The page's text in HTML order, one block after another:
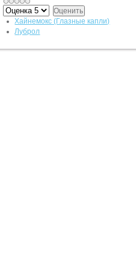
Хайнемокс (Глазные капли)
Луброл